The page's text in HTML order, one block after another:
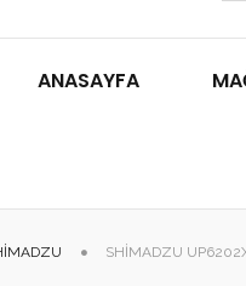
ANASAYFA
SHIMADZU